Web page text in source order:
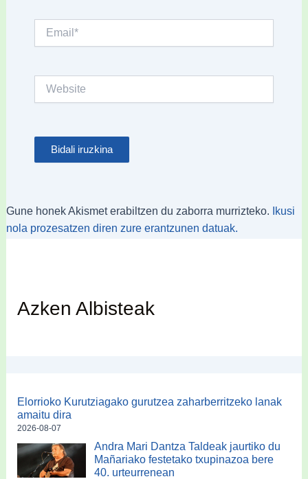
Website
Gune honek Akismet erabiltzen du zaborra murrizteko.
Ikusi
nola prozesatzen diren zure erantzunen datuak.
Azken Albisteak
Elorrioko Kurutziagako gurutzea zaharberritzeko lanak
amaitu dira
2026-08-07
Andra Mari Dantza Taldeak jaurtiko du
Mañariako festetako txupinazoa bere
40. urteurrenean